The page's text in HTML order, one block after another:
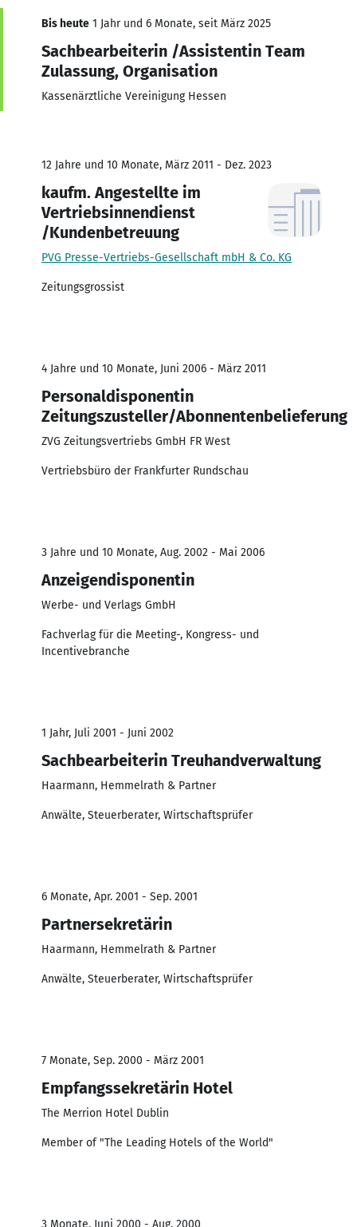
Bis heute 1 Jahr und 6 Monate, seit März 2025
Sachbearbeiterin /Assistentin Team
Zulassung, Organisation
Kassenärztliche Vereinigung Hessen
12 Jahre und 10 Monate, März 2011 - Dez. 2023
kaufm. Angestellte im
Vertriebsinnendienst
/Kundenbetreuung
PVG Presse-Vertriebs-Gesellschaft mbH & Co. KG
Zeitungsgrossist
4 Jahre und 10 Monate, Juni 2006 - März 2011
Personaldisponentin
Zeitungszusteller/Abonnentenbelieferung
ZVG Zeitungsvertriebs GmbH FR West
Vertriebsbüro der Frankfurter Rundschau
3 Jahre und 10 Monate, Aug. 2002 - Mai 2006
Anzeigendisponentin
Werbe- und Verlags GmbH
Fachverlag für die Meeting-, Kongress- und
Incentivebranche
1 Jahr, Juli 2001 - Juni 2002
Sachbearbeiterin Treuhandverwaltung
Haarmann, Hemmelrath & Partner
Anwälte, Steuerberater, Wirtschaftsprüfer
6 Monate, Apr. 2001 - Sep. 2001
Partnersekretärin
Haarmann, Hemmelrath & Partner
Anwälte, Steuerberater, Wirtschaftsprüfer
7 Monate, Sep. 2000 - März 2001
Empfangssekretärin Hotel
The Merrion Hotel Dublin
Member of "The Leading Hotels of the World"
3 Monate, Juni 2000 - Aug. 2000